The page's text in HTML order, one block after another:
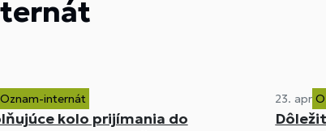
Oznam-internát
kolo prijímania do
23. apr